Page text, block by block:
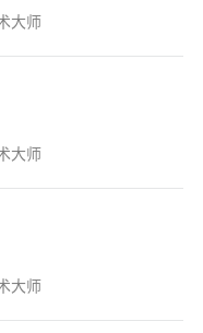
大师
大师
大师